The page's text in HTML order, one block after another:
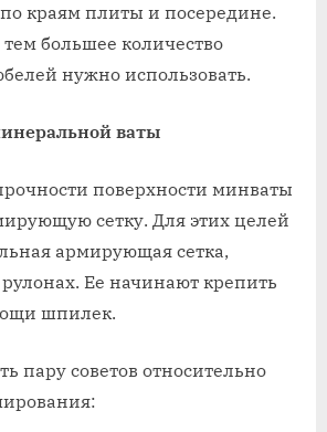
краям плиты и посередине.
большее количество
нужно использовать.
ваты
поверхности минваты
сетку. Для этих целей
армирующая сетка,
Ее начинают крепить
шпилек.
пару советов относительно